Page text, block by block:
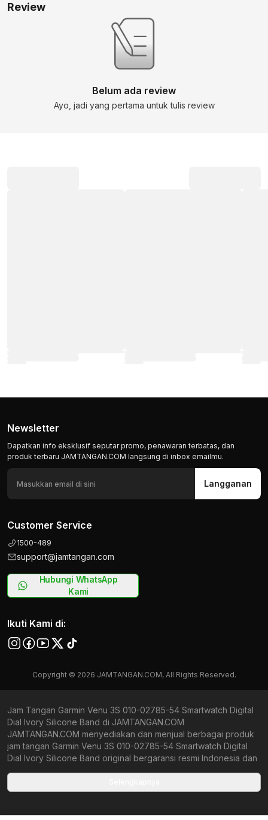
Newsletter
Dapatkan info eksklusif seputar promo, penawaran terbatas, dan
produk terbaru JAMTANGAN.COM langsung di inbox emailmu.
Langganan
Customer Service
1500-489
support@jamtangan.com
Hubungi WhatsApp
Kami
Ikuti Kami di:
Copyright © 2026 JAMTANGAN.COM, All Rights Reserved.
Jam Tangan Garmin Venu 3S 010-02785-54 Smartwatch Digital
Dial Ivory Silicone Band di JAMTANGAN.COM
JAMTANGAN.COM menyediakan dan menjual berbagai produk
jam tangan Garmin Venu 3S 010-02785-54 Smartwatch Digital
Dial Ivory Silicone Band original bergaransi resmi Indonesia dan
JAMTANGAN.COM menjamin produk-produk yang tersedia
Review
Belum ada review
Ayo, jadi yang pertama untuk tulis review